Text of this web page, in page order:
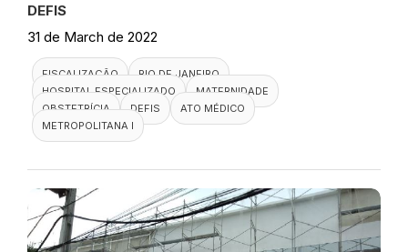
DEFIS
31 de March de 2022
FISCALIZAÇÃO
RIO DE JANEIRO
HOSPITAL ESPECIALIZADO
MATERNIDADE
OBSTETRÍCIA
DEFIS
ATO MÉDICO
METROPOLITANA I